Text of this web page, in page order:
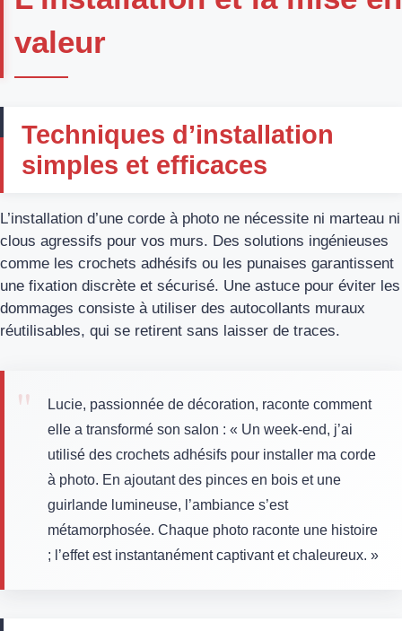
valeur
Techniques d’installation
simples et efficaces
L’installation d’une corde à photo ne nécessite ni marteau ni
clous agressifs pour vos murs. Des solutions ingénieuses
comme les crochets adhésifs ou les punaises garantissent
une fixation discrète et sécurisé. Une astuce pour éviter les
dommages consiste à utiliser des autocollants muraux
réutilisables, qui se retirent sans laisser de traces.
Lucie, passionnée de décoration, raconte comment
elle a transformé son salon : « Un week-end, j’ai
utilisé des crochets adhésifs pour installer ma corde
à photo. En ajoutant des pinces en bois et une
guirlande lumineuse, l’ambiance s’est
métamorphosée. Chaque photo raconte une histoire
; l’effet est instantanément captivant et chaleureux. »